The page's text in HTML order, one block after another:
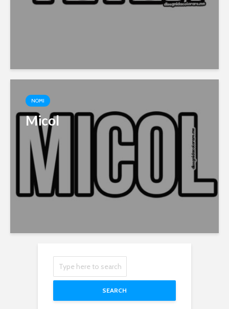
NOMI
Micol
SEARCH